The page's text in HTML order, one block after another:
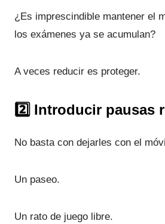
¿Es imprescindible mantener el
los exámenes ya se acumulan?
A veces reducir es proteger.
2️⃣ Introducir pausas
No basta con dejarles con el
Un paseo.
Un rato de juego libre.